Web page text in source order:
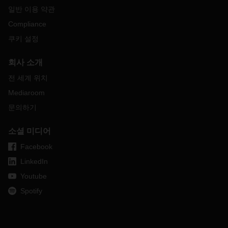
일반 이용 약관
Compliance
쿠키 설정
회사 소개
전 세계 위치
Mediaroom
문의하기
소셜 미디어
Facebook
LinkedIn
Youtube
Spotify